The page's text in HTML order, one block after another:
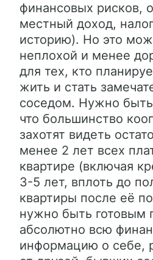
финансовых рисков,
местный доход,
историю). Но это
неплохой и менее
для тех, кто
жить и стать
соседом. Нужно
что большинство
захотят видеть
менее 2 лет всех
квартире (включая
3-5 лет, вплоть до
квартиры после её
нужно быть готовым
абсолютно всю
информацию о себе,